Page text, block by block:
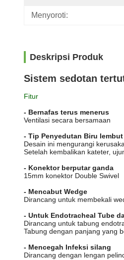
Menyoroti:
Deskripsi Produk
Sistem sedotan
Fitur
- Bernafas terus menerus
Ventilasi secara bersamaan
- Tip Penyedutan Biru lembut
Desain ini mengurangi
Setelah kembalikan kateter,
- Konektor berputar ganda
15mm konektor Double Swivel
- Mencabut Wedge
Dirancang untuk membekali
- Untuk Endotracheal Tube
Dirancang untuk tabung
Tabung dengan panjang yang
- Mencegah Infeksi silang
Dirancang dengan lengan